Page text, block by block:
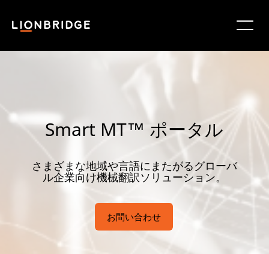
Smart MT™ ポータル
さまざまな地域や言語にまたがるグローバ
ル企業向け機械翻訳ソリューション。
お問い合わせ